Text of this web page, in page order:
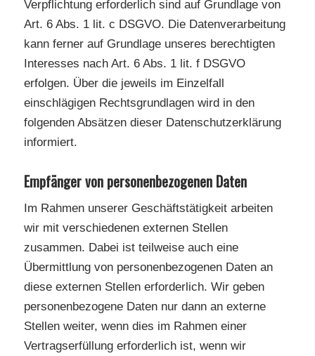
Verpflichtung erforderlich sind auf Grundlage von
Art. 6 Abs. 1 lit. c DSGVO. Die Datenverarbeitung
kann ferner auf Grundlage unseres berechtigten
Interesses nach Art. 6 Abs. 1 lit. f DSGVO
erfolgen. Über die jeweils im Einzelfall
einschlägigen Rechtsgrundlagen wird in den
folgenden Absätzen dieser Datenschutzerklärung
informiert.
Empfänger von personenbezogenen Daten
Im Rahmen unserer Geschäftstätigkeit arbeiten
wir mit verschiedenen externen Stellen
zusammen. Dabei ist teilweise auch eine
Übermittlung von personenbezogenen Daten an
diese externen Stellen erforderlich. Wir geben
personenbezogene Daten nur dann an externe
Stellen weiter, wenn dies im Rahmen einer
Vertragserfüllung erforderlich ist, wenn wir